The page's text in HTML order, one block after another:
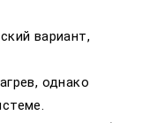
вариант,
однако